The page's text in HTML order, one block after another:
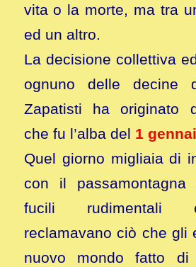
vita o la morte, ma tra
ed un altro.
La decisione collettiva
ognuno delle decine
Zapatisti ha originato
che fu l’alba del 1
Quel giorno migliaia di
con il
fucili rudimentali
reclamavano ciò che gli
nuovo mondo fatto di